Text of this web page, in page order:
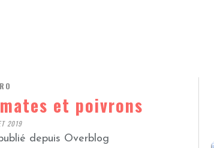
et poivrons
2019
depuis Overblog